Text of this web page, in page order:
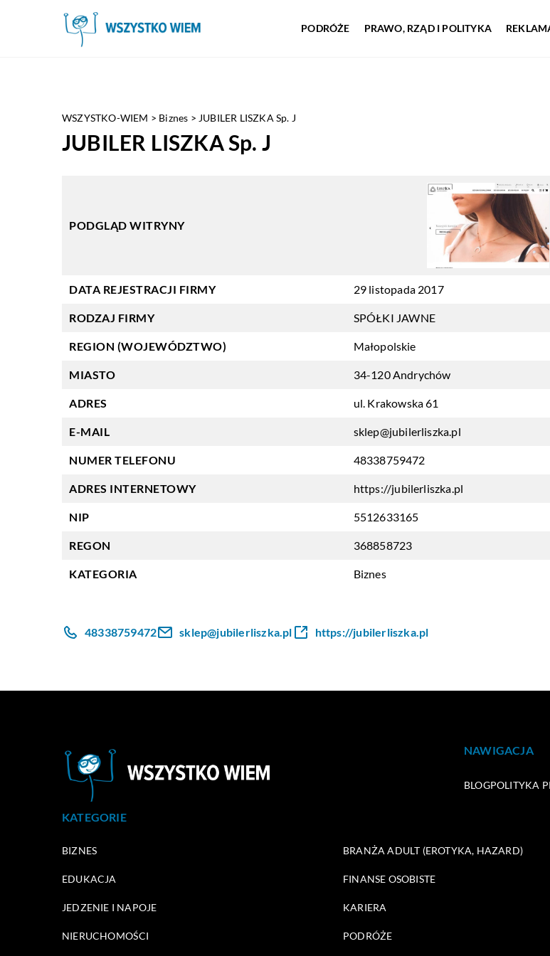
PODRÓŻE PRAWO, RZĄD I POLITYKA
WSZYSTKO-WIEM > Biznes > JUBILER LISZKA Sp. J
JUBILER LISZKA Sp. J
PODGLĄD WITRYNY
DATA REJESTRACJI FIRMY 29 listopada 2017
RODZAJ FIRMY SPÓŁKI JAWNE
REGION (WOJEWÓDZTWO) Małopolskie
MIASTO 34-120 Andrychów
ADRES ul. Krakowska 61
E-MAIL sklep@jubilerliszka.pl
NUMER TELEFONU 48338759472
ADRES INTERNETOWY https://jubilerliszka.pl
NIP 5512633165
REGON 368858723
KATEGORIA Biznes
48338759472 sklep@jubilerliszka.pl https://jubilerliszka.pl
NAWIGACJA
BLOGPOLITYKA
KATEGORIE
BIZNES BRANŻA ADULT (EROTYKA, HAZARD)
EDUKACJA FINANSE OSOBISTE
JEDZENIE I NAPOJE KARIERA
NIERUCHOMOŚCI PODRÓŻE